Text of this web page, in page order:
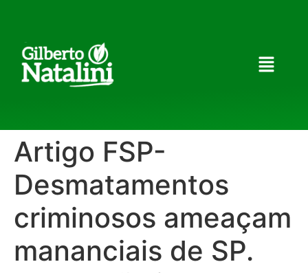
Artigo FSP-
Desmatamentos
criminosos ameaçam
mananciais de SP.